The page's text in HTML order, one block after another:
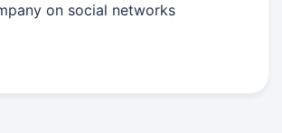
on social networks
link
share link